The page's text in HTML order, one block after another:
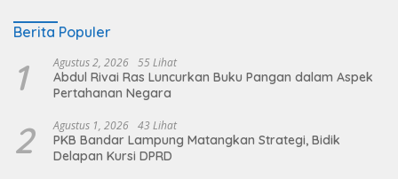
Berita Populer
1 Agustus 2, 2026 55 Lihat
Abdul Rivai Ras Luncurkan Buku Pangan dalam Aspek
Pertahanan Negara
2 Agustus 1, 2026 43 Lihat
PKB Bandar Lampung Matangkan Strategi, Bidik
Delapan Kursi DPRD